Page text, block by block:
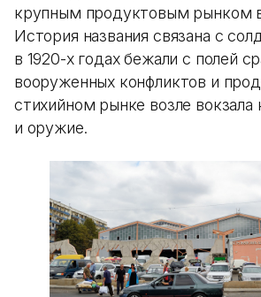
крупным продуктовым рынком
История названия связана с
в 1920-х годах бежали с полей
вооруженных конфликтов и
стихийном рынке возле
и оружие.